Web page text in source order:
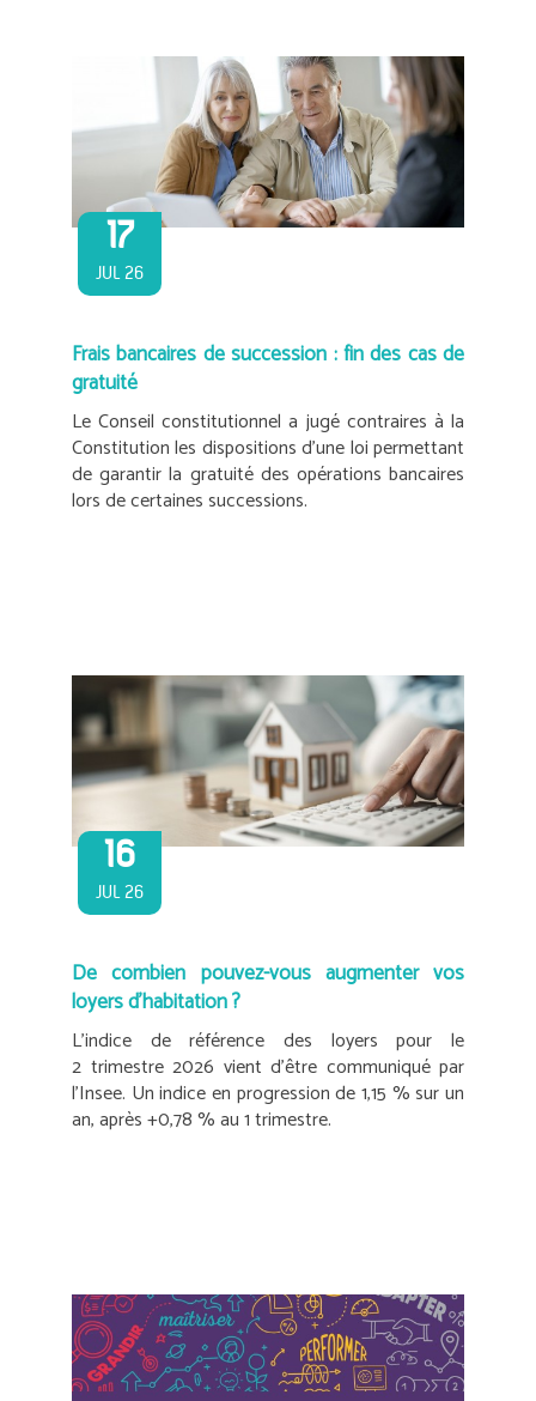
17
JUL 26
Frais bancaires de succession : fin des cas de
gratuité
Le Conseil constitutionnel a jugé contraires à la
Constitution les dispositions d’une loi permettant
de garantir la gratuité des opérations bancaires
lors de certaines successions.
16
JUL 26
De combien pouvez-vous augmenter vos
loyers d’habitation ?
L’indice de référence des loyers pour le
2 trimestre 2026 vient d’être communiqué par
l’Insee. Un indice en progression de 1,15 % sur un
an, après +0,78 % au 1 trimestre.